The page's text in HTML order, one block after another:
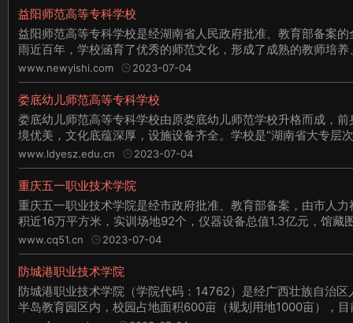
益阳师范高等专科学校
益阳师范高等专科学校是经湖南省人民政府批准、教育部备案
雨近百年，学校涵育了优秀的师范文化，形成了成熟的教师培
www.newyishi.com 2023-07-04
娄底幼儿师范高等专科学校
娄底幼儿师范高等专科学校由原娄底幼儿师范学校升格而成，
境优美，文化底蕴深厚，设施设备齐全。学校是“湖南省大专层
www.ldyesz.edu.cn 2023-07-04
重庆五一职业技术学院
重庆五一职业技术学院是经市政府批准、教育部备案，由市人
积近16万平方米，实训场地92个，仪器设备总值1.3亿元，馆
www.cq51.cn 2023-07-04
防城港职业技术学院
防城港职业技术学院（学院代码：14762）是经广西壮族自治
半岛教育园区内，校园占地面积600亩（规划用地1000亩），